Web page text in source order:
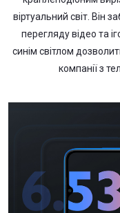
віртуальний світ. Він
перегляду відео та
синім світлом
компанії з